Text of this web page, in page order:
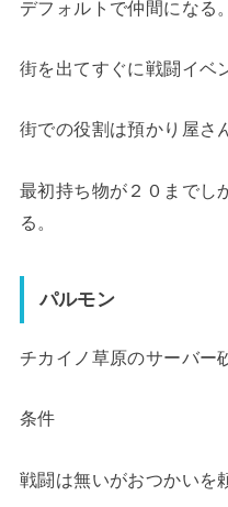
デフォルトで仲間になる。
街を出てすぐに戦闘イベ
街での役割は預かり屋さ
最初持ち物が２０までし
る。
パルモン
チカイノ草原のサーバー
条件
戦闘は無いがおつかいを